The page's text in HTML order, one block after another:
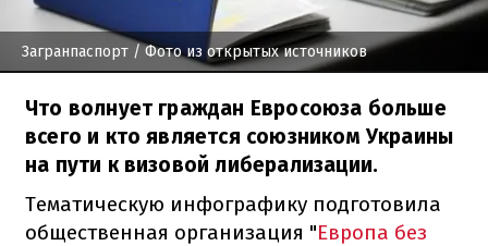
Загранпаспорт / Фото из открытых источников
Что волнует граждан Евросоюза больше
всего и кто является союзником Украины
на пути к визовой либерализации.
Тематическую инфографику подготовила
общественная организация "Европа без